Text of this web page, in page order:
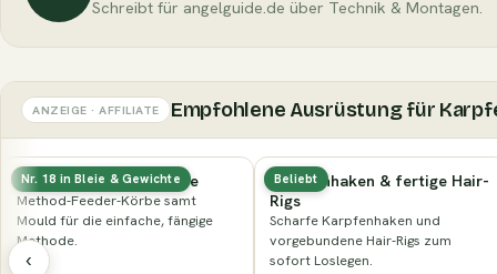
Schreibt für angelguide.de über Technik & Montagen.
ANZEIGE · AFFILIATE Empfohlene Ausrüstung für
Beliebt
Karpfenhaken & fertige Hair-
Rigs
Scharfe Karpfenhaken und
vorgebundene Hair-Rigs zum
Nr. 81 in Bissanzeiger
Elektronischer
Funk-Bissanzeiger-
zuverlässig jeden
‹